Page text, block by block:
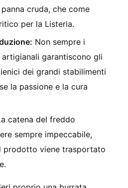
cruda, che come
per la Listeria.
Non sempre i
garantiscono gli
dei grandi stabilimenti
la passione e la cura
catena del freddo
sempre impeccabile,
prodotto viene trasportato